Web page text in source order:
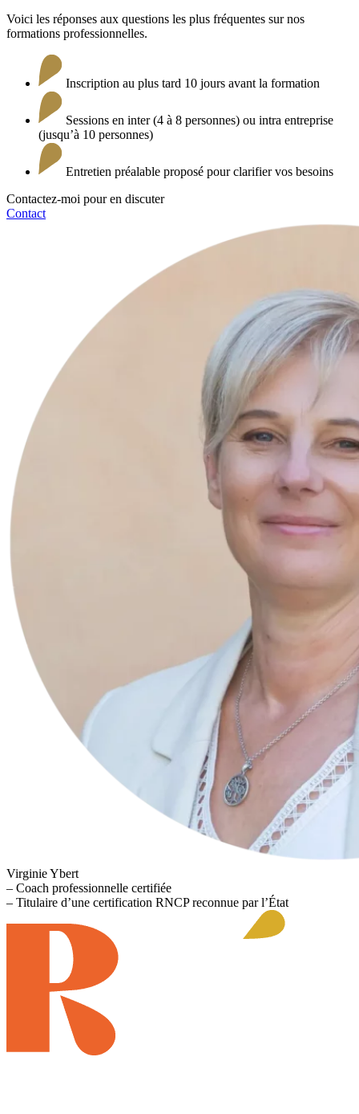
Voici les réponses aux questions les plus fréquentes sur nos
formations professionnelles.
Inscription au plus tard 10 jours avant la formation
Sessions en inter (4 à 8 personnes) ou intra entreprise
(jusqu’à 10 personnes)
Entretien préalable proposé pour clarifier vos besoins
Contactez-moi pour en discuter
Contact
Virginie Ybert
– Coach professionnelle certifiée
– Titulaire d’une certification RNCP reconnue par l’État